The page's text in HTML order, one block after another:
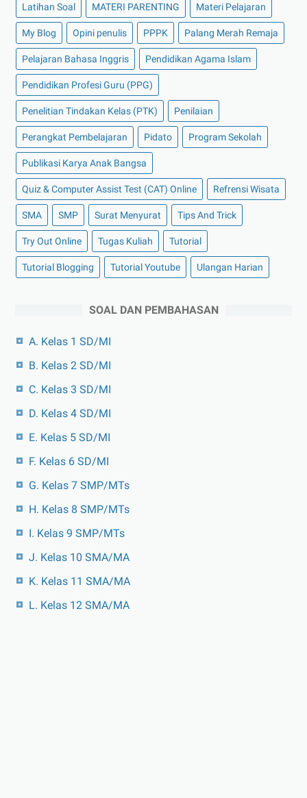
Latihan Soal MATERI PARENTING Materi Pelajaran
My Blog Opini penulis PPPK Palang Merah Remaja
Pelajaran Bahasa Inggris Pendidikan Agama Islam
Pendidikan Profesi Guru (PPG)
Penelitian Tindakan Kelas (PTK) Penilaian
Perangkat Pembelajaran Pidato Program Sekolah
Publikasi Karya Anak Bangsa
Quiz & Computer Assist Test (CAT) Online Refrensi Wisata
SMA SMP Surat Menyurat Tips And Trick
Try Out Online Tugas Kuliah Tutorial
Tutorial Blogging Tutorial Youtube Ulangan Harian
SOAL DAN PEMBAHASAN
A. Kelas 1 SD/MI
B. Kelas 2 SD/MI
C. Kelas 3 SD/MI
D. Kelas 4 SD/MI
E. Kelas 5 SD/MI
F. Kelas 6 SD/MI
G. Kelas 7 SMP/MTs
H. Kelas 8 SMP/MTs
I. Kelas 9 SMP/MTs
J. Kelas 10 SMA/MA
K. Kelas 11 SMA/MA
L. Kelas 12 SMA/MA